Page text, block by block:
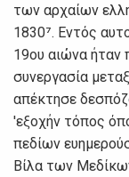
των αρχαίων
1830⁷. Εντός
19ου αιώνα ήταν
συνεργασία
απέκτησε
'εξοχήν τόπος
πεδίων
Βίλα των